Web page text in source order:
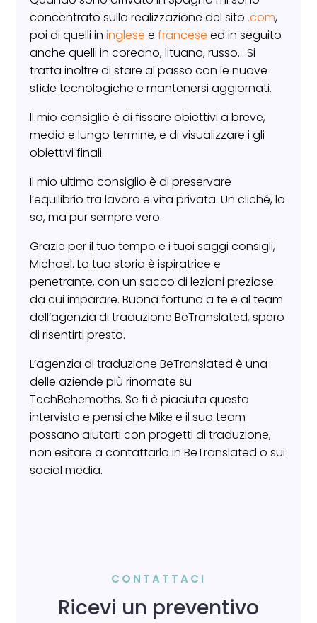
concentrato sulla realizzazione del sito .com,
poi di quelli ininglese efrancese ed in seguito
anche quelli in coreano, lituano, russo… Si
tratta inoltre di stare al passo con le nuove
sfide tecnologiche e mantenersi aggiornati.
Il mio consiglio è di fissare obiettivi a breve,
medio e lungo termine, e di visualizzare i gli
obiettivi finali.
Il mio ultimo consiglio è di preservare
l’equilibrio tra lavoro e vita privata. Un cliché, lo
so, ma pur sempre vero.
Grazie per il tuo tempo e i tuoi saggi consigli,
Michael. La tua storia è ispiratrice e
penetrante, con un sacco di lezioni preziose
da cui imparare. Buona fortuna a te e al team
dell’agenzia di traduzione BeTranslated, spero
di risentirti presto.
L’agenzia di traduzione BeTranslated è una
delle aziende più rinomate su
TechBehemoths. Se ti è piaciuta questa
intervista e pensi che Mike e il suo team
possano aiutarti con progetti di traduzione,
non esitare a contattarlo in BeTranslated o sui
social media.
CONTATTACI
Ricevi un preventivo